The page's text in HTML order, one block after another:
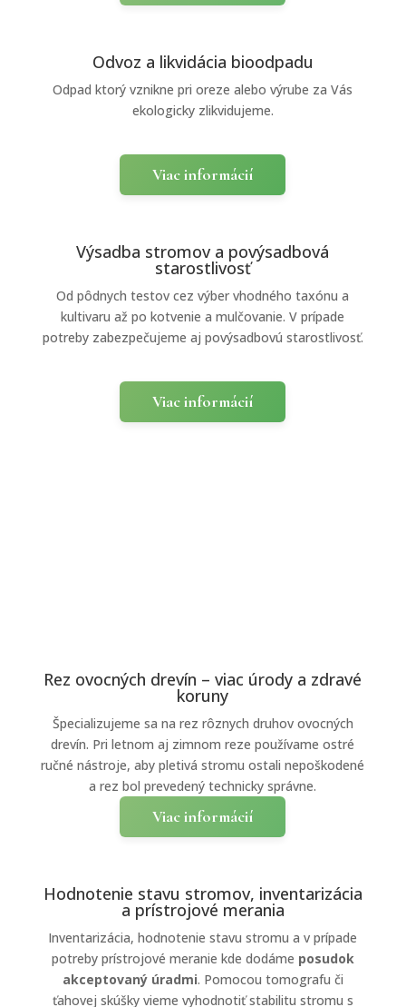
Odvoz a likvidácia bioodpadu
Odpad ktorý vznikne pri oreze alebo výrube za Vás
ekologicky zlikvidujeme.
Viac informácií
Výsadba stromov a povýsadbová
starostlivosť
Od pôdnych testov cez výber vhodného taxónu a
kultivaru až po kotvenie a mulčovanie. V prípade
potreby zabezpečujeme aj povýsadbovú starostlivosť.
Viac informácií
Rez ovocných drevín – viac úrody a zdravé
koruny
Špecializujeme sa na rez rôznych druhov ovocných
drevín. Pri letnom aj zimnom reze používame ostré
ručné nástroje, aby pletivá stromu ostali nepoškodené
a rez bol prevedený technicky správne.
Viac informácií
Hodnotenie stavu stromov, inventarizácia
a prístrojové merania
Inventarizácia, hodnotenie stavu stromu a v prípade
potreby prístrojové meranie kde dodáme posudok
akceptovaný úradmi. Pomocou tomografu či
ťahovej skúšky vieme vyhodnotiť stabilitu stromu s